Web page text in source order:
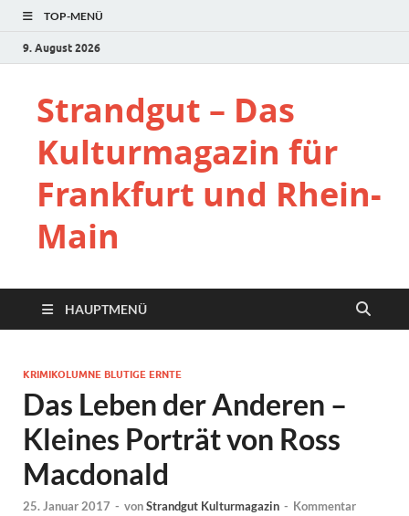
TOP-MENÜ
9. August 2026
Strandgut – Das
Kulturmagazin für
Frankfurt und Rhein-
Main
HAUPTMENÜ
KRIMIKOLUMNE BLUTIGE ERNTE
Das Leben der Anderen –
Kleines Porträt von Ross
Macdonald
25. Januar 2017 - vonStrandgut Kulturmagazin - Kommentar